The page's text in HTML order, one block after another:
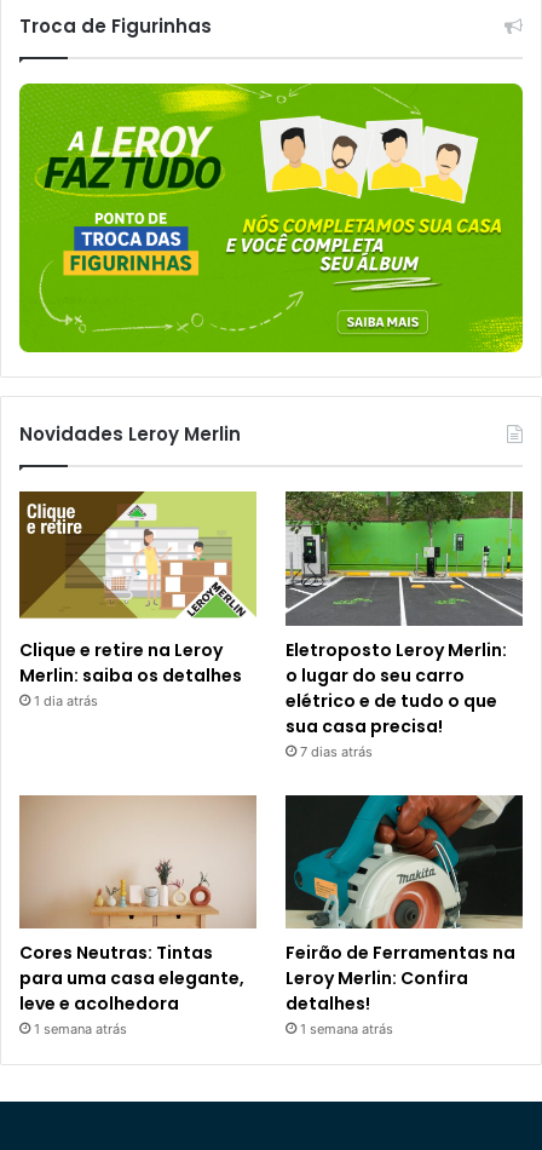
Troca de Figurinhas
Novidades Leroy Merlin
Clique e retire na Leroy
Merlin: saiba os detalhes
1 dia atrás
Eletroposto Leroy Merlin:
o lugar do seu carro
elétrico e de tudo o que
sua casa precisa!
7 dias atrás
Cores Neutras: Tintas
para uma casa elegante,
leve e acolhedora
1 semana atrás
Feirão de Ferramentas na
Leroy Merlin: Confira
detalhes!
1 semana atrás